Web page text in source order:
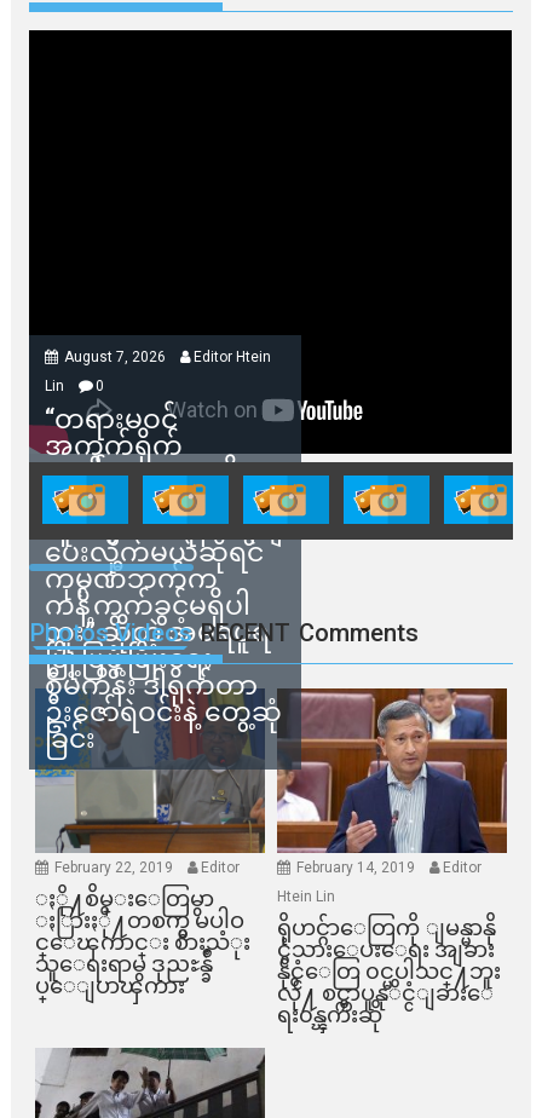
August 7, 2026
Editor Htein
Lin
0
“တရားမဝင်
အကွက်ရိုက်
ရောင်းချမှုတွေကို
သက်ဆိုင်ရာတာဝန်ရှိ
သူတွေက ဂရန်တွေချ
ပေးလိုက်မယ်ဆိုရင်
ကုမ္ပဏီဘက်က
ကန့်ကွက်ခွင့်မရှိပါ
ဘူး” ဆိုတဲ့ အမရပူရ
မြို့ပြဖွံ့ဖြိုးရေး
စီမံကိန်း ဒါရိုက်တာ
ဦးဇော်ရဲဝင်းနဲ့ တွေ့ဆုံ
ခြင်း
Photos Videos RECENT Comments
February 22, 2019 Editor
ႏို႔စိမ္းေတြမွာ
ႏြားႏို႔တစက္မွ မပါဝ
င္ေၾကာင္း စားသံုး
သူေရးရာမွ ဒုညႊန္ခ်ဳ
ပ္ေျပာၾကား
February 14, 2019
Editor
Htein Lin
ရိုဟင္ဂ်ာေတြကို ျမန္မာနို
င္ငံသားေပးေရး အျခား
နိုင္ငံေတြ ၀င္မပါသင္႔ဘူး
လို႔ စင္ကာပူနုိင္ငံျခားေ
ရး၀န္ၾကီးဆို